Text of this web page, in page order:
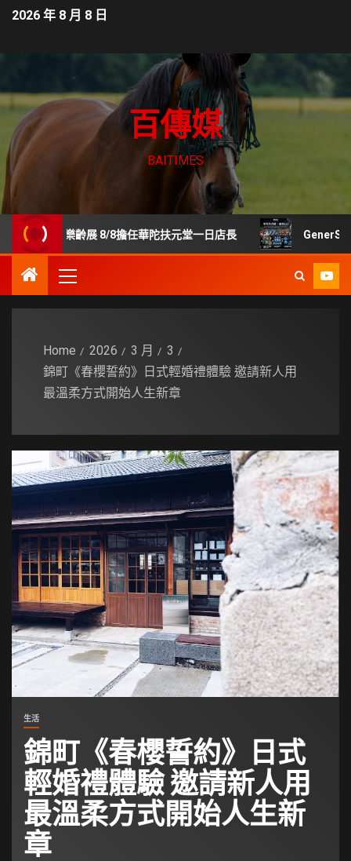
2026 年 8 月 8 日
百傳媒
BAITIMES
貿樂齡展 8/8擔任華陀扶元堂一日店長 GenerStand 擬推
Home 2026 3 月
3
錦町《春櫻誓約》日式輕婚禮體驗 邀請新人用
最溫柔方式開始人生新章
生活
錦町《春櫻誓約》日式
輕婚禮體驗 邀請新人用
最溫柔方式開始人生新
章